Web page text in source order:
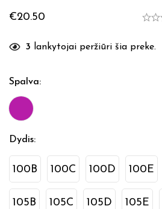
€20.50
3 lankytojai peržiūri šia preke.
Spalva:
Dydis:
100B 100C 100D 100E
105B 105C 105D 105E